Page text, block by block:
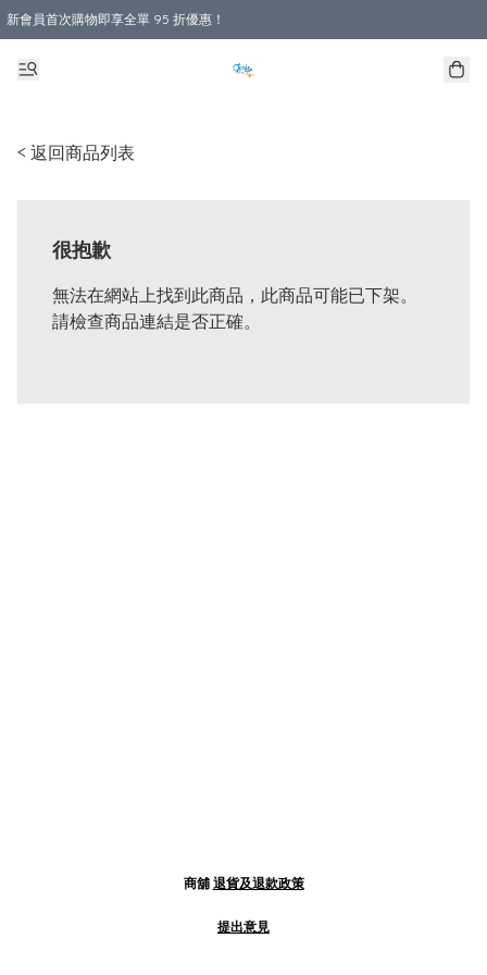
新會員首次購物即享全單 95 折優惠！
購物滿 HKD 800.00即享免運費優惠！（適用於 本地送貨、本地取貨 )
< 返回商品列表
很抱歉
無法在網站上找到此商品，此商品可能已下架。
請檢查商品連結是否正確。
商舖 退貨及退款政策
提出意見